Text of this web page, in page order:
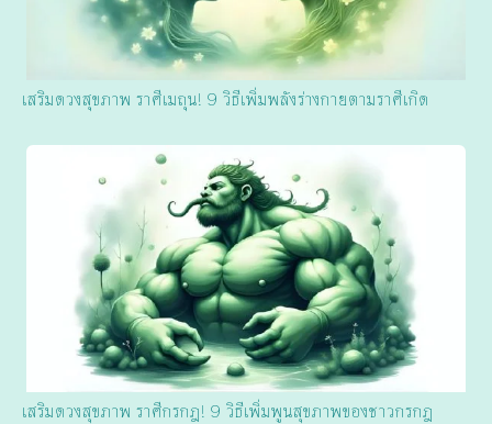
เสริมดวงสุขภาพ ราศีเมถุน! 9 วิธีเพิ่มพลังร่างกายตามราศีเกิด
เสริมดวงสุขภาพ ราศีกรกฎ! 9 วิธีเพิ่มพูนสุขภาพของชาวกรกฎ